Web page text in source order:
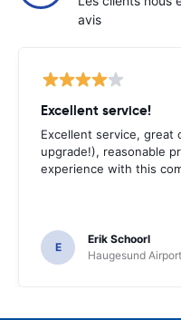
avis
Excellent service!
Excellent service, great
upgrade!), reasonable
experience with this
E
Erik Schoorl
Haugesund Airport